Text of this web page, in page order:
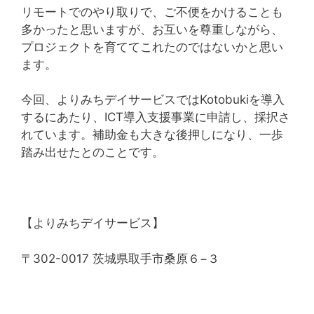
リモートでのやり取りで、ご不便をかけることも
多かったと思いますが、お互いを尊重しながら、
プロジェクトを育ててこれたのではないかと思い
ます。
今回、よりみちデイサービスではKotobukiを導入
するにあたり、ICT導入支援事業に申請し、採択さ
れています。補助金も大きな後押しになり、一歩
踏み出せたとのことです。
【よりみちデイサービス】
〒302-0017 茨城県取手市桑原６−３